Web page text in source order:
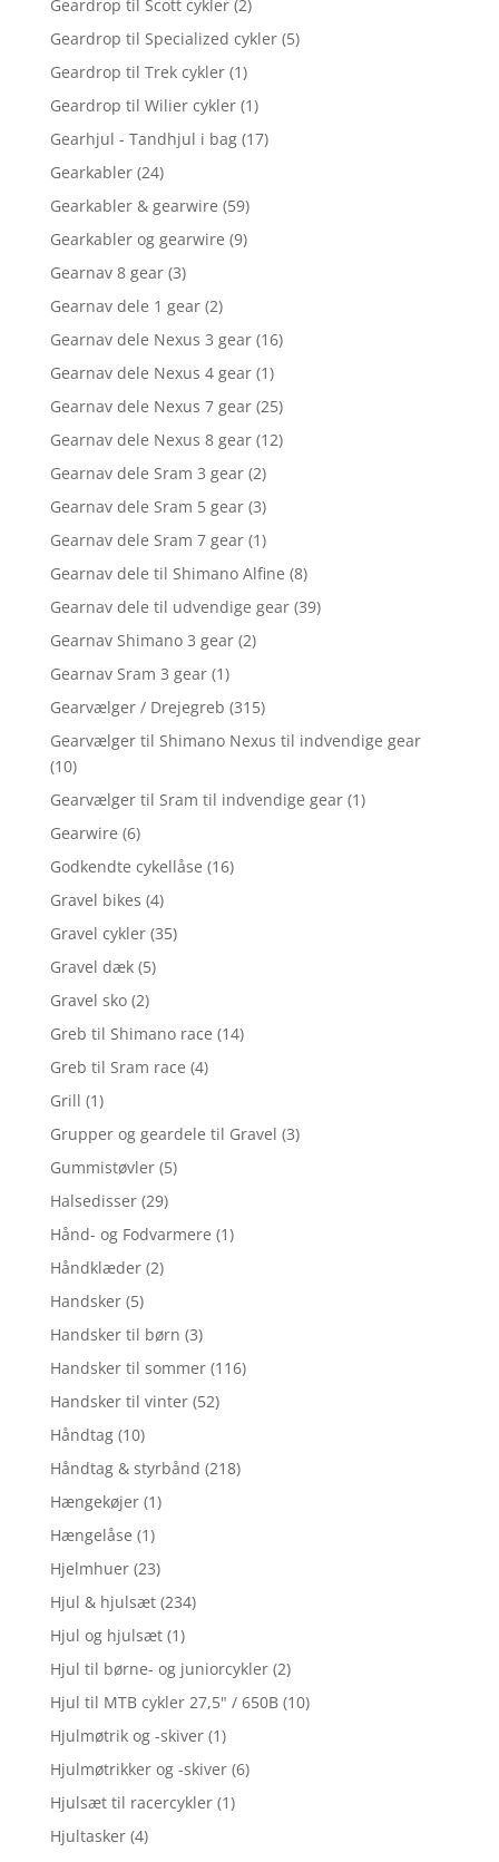
Geardrop til Scott cykler (2)
Geardrop til Specialized cykler (5)
Geardrop til Trek cykler (1)
Geardrop til Wilier cykler (1)
Gearhjul - Tandhjul i bag (17)
Gearkabler (24)
Gearkabler & gearwire (59)
Gearkabler og gearwire (9)
Gearnav 8 gear (3)
Gearnav dele 1 gear (2)
Gearnav dele Nexus 3 gear (16)
Gearnav dele Nexus 4 gear (1)
Gearnav dele Nexus 7 gear (25)
Gearnav dele Nexus 8 gear (12)
Gearnav dele Sram 3 gear (2)
Gearnav dele Sram 5 gear (3)
Gearnav dele Sram 7 gear (1)
Gearnav dele til Shimano Alfine (8)
Gearnav dele til udvendige gear (39)
Gearnav Shimano 3 gear (2)
Gearnav Sram 3 gear (1)
Gearvælger / Drejegreb (315)
Gearvælger til Shimano Nexus til indvendige gear
(10)
Gearvælger til Sram til indvendige gear (1)
Gearwire (6)
Godkendte cykellåse (16)
Gravel bikes (4)
Gravel cykler (35)
Gravel dæk (5)
Gravel sko (2)
Greb til Shimano race (14)
Greb til Sram race (4)
Grill (1)
Grupper og geardele til Gravel (3)
Gummistøvler (5)
Halsedisser (29)
Hånd- og Fodvarmere (1)
Håndklæder (2)
Handsker (5)
Handsker til børn (3)
Handsker til sommer (116)
Handsker til vinter (52)
Håndtag (10)
Håndtag & styrbånd (218)
Hængekøjer (1)
Hængelåse (1)
Hjelmhuer (23)
Hjul & hjulsæt (234)
Hjul og hjulsæt (1)
Hjul til børne- og juniorcykler (2)
Hjul til MTB cykler 27,5" / 650B (10)
Hjulmøtrik og -skiver (1)
Hjulmøtrikker og -skiver (6)
Hjulsæt til racercykler (1)
Hjultasker (4)